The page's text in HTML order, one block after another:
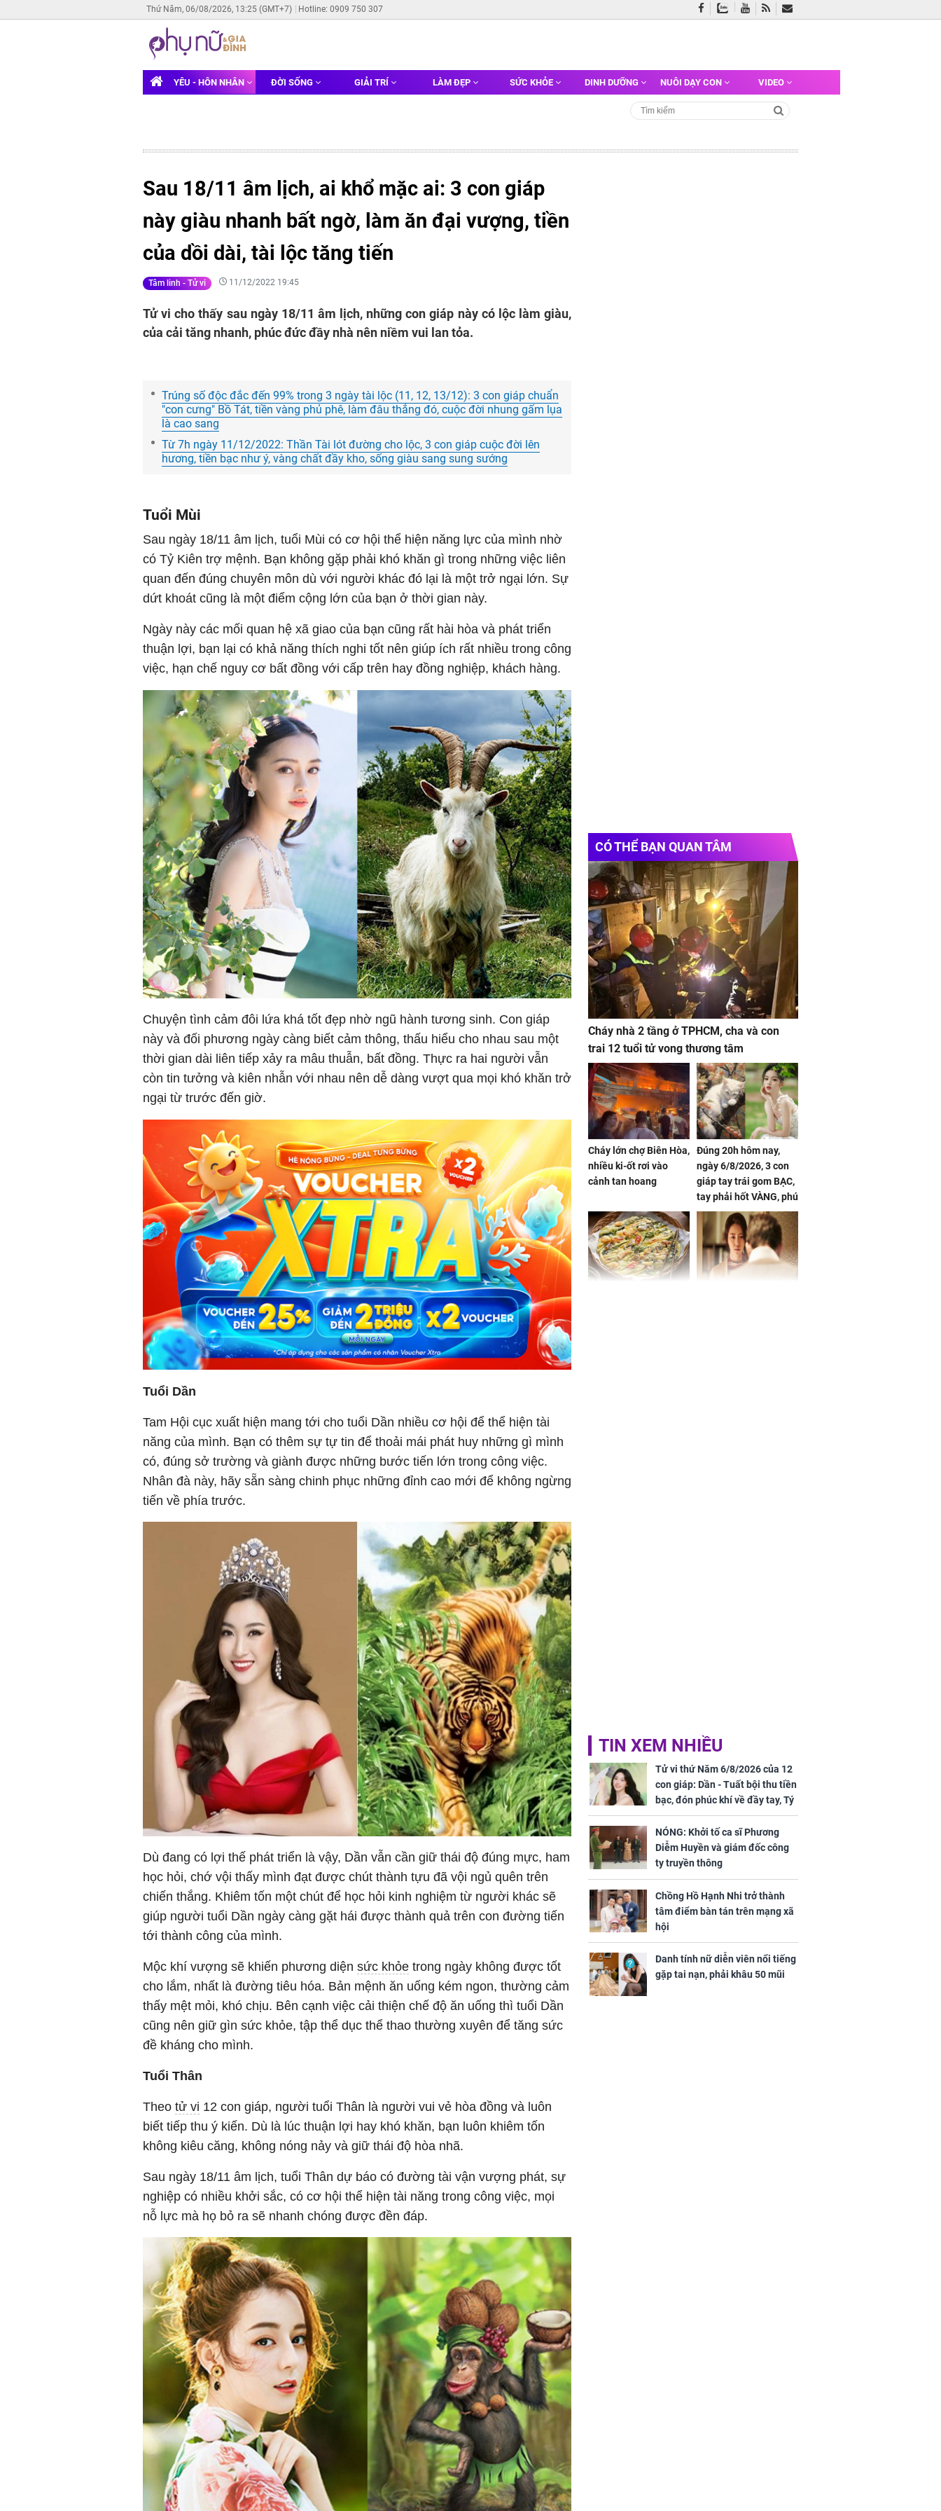
Thứ Năm, 06/08/2026, 13:25 (GMT+7) Hotline: 0909 750 307
YÊU - HÔN NHÂN ĐỜI SỐNG GIẢI TRÍ LÀM ĐẸP SỨC KHỎE DINH DƯỠNG NUÔI DẠY CON VIDEO
Sau 18/11 âm lịch, ai khổ mặc ai: 3 con giáp
này giàu nhanh bất ngờ, làm ăn đại vượng, tiền
của dồi dài, tài lộc tăng tiến
Tâm linh - Tử vi 11/12/2022 19:45
Tử vi cho thấy sau ngày 18/11 âm lịch, những con giáp này có lộc làm giàu,
của cải tăng nhanh, phúc đức đầy nhà nên niềm vui lan tỏa.
Trúng số độc đắc đến 99% trong 3 ngày tài lộc (11, 12, 13/12): 3 con giáp chuẩn
"con cưng" Bồ Tát, tiền vàng phủ phê, làm đâu thắng đó, cuộc đời nhung gấm lụa
là cao sang
Từ 7h ngày 11/12/2022: Thần Tài lót đường cho lộc, 3 con giáp cuộc đời lên
hương, tiền bạc như ý, vàng chất đầy kho, sống giàu sang sung sướng
Tuổi Mùi
Sau ngày 18/11 âm lịch, tuổi Mùi có cơ hội thể hiện năng lực của mình nhờ
có Tỷ Kiên trợ mệnh. Bạn không gặp phải khó khăn gì trong những việc liên
quan đến đúng chuyên môn dù với người khác đó lại là một trở ngại lớn. Sự
dứt khoát cũng là một điểm cộng lớn của bạn ở thời gian này.
Ngày này các mối quan hệ xã giao của bạn cũng rất hài hòa và phát triển
thuận lợi, bạn lại có khả năng thích nghi tốt nên giúp ích rất nhiều trong công
việc, hạn chế nguy cơ bất đồng với cấp trên hay đồng nghiệp, khách hàng.
Chuyện tình cảm đôi lứa khá tốt đẹp nhờ ngũ hành tương sinh. Con giáp
này và đối phương ngày càng biết cảm thông, thấu hiểu cho nhau sau một
thời gian dài liên tiếp xảy ra mâu thuẫn, bất đồng. Thực ra hai người vẫn
còn tin tưởng và kiên nhẫn với nhau nên dễ dàng vượt qua mọi khó khăn trở
ngại từ trước đến giờ.
Tuổi Dần
Tam Hội cục xuất hiện mang tới cho tuổi Dần nhiều cơ hội để thể hiện tài
năng của mình. Bạn có thêm sự tự tin để thoải mái phát huy những gì mình
có, đúng sở trường và giành được những bước tiến lớn trong công việc.
Nhân đà này, hãy sẵn sàng chinh phục những đỉnh cao mới để không ngừng
tiến về phía trước.
Dù đang có lợi thế phát triển là vậy, Dần vẫn cần giữ thái độ đúng mực, ham
học hỏi, chớ vội thấy mình đạt được chút thành tựu đã vội ngủ quên trên
chiến thắng. Khiêm tốn một chút để học hỏi kinh nghiệm từ người khác sẽ
giúp người tuổi Dần ngày càng gặt hái được thành quả trên con đường tiến
tới thành công của mình.
Mộc khí vượng sẽ khiến phương diện sức khỏe trong ngày không được tốt
cho lắm, nhất là đường tiêu hóa. Bản mệnh ăn uống kém ngon, thường cảm
thấy mệt mỏi, khó chịu. Bên cạnh việc cải thiện chế độ ăn uống thì tuổi Dần
cũng nên giữ gìn sức khỏe, tập thể dục thể thao thường xuyên để tăng sức
đề kháng cho mình.
Tuổi Thân
Theo tử vi 12 con giáp, người tuổi Thân là người vui vẻ hòa đồng và luôn
biết tiếp thu ý kiến. Dù là lúc thuận lợi hay khó khăn, bạn luôn khiêm tốn
không kiêu căng, không nóng nảy và giữ thái độ hòa nhã.
Sau ngày 18/11 âm lịch, tuổi Thân dự báo có đường tài vận vượng phát, sự
nghiệp có nhiều khởi sắc, có cơ hội thể hiện tài năng trong công việc, mọi
nỗ lực mà họ bỏ ra sẽ nhanh chóng được đền đáp.
CÓ THỂ BẠN QUAN TÂM
Cháy nhà 2 tầng ở TPHCM, cha và con
trai 12 tuổi tử vong thương tâm
Cháy lớn chợ Biên Hòa,
nhiều ki-ốt rơi vào
cảnh tan hoang
Đúng 20h hôm nay,
ngày 6/8/2026, 3 con
giáp tay trái gom BẠC,
tay phải hốt VÀNG, phú
quý ngập nhà, của cải
chất đầy kho
TIN XEM NHIỀU
Tử vi thứ Năm 6/8/2026 của 12
con giáp: Dần - Tuất bội thu tiền
bạc, đón phúc khí về đầy tay, Tý
- Mão công việc khó khăn, tiền
bạc đội nón ra đi
NÓNG: Khởi tố ca sĩ Phương
Diễm Huyền và giám đốc công
ty truyền thông
Chồng Hồ Hạnh Nhi trở thành
tâm điểm bàn tán trên mạng xã
hội
Danh tính nữ diễn viên nổi tiếng
gặp tai nạn, phải khâu 50 mũi